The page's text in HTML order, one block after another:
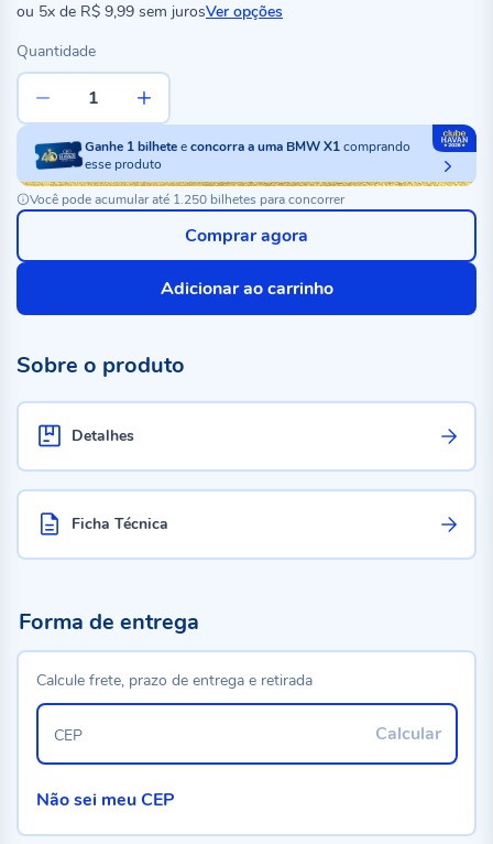
ou 5x de R$ 9,99 sem jurosVer opções
Quantidade
Ganhe 1bilheteeconcorra a uma BMW X1comprando
esse produto
Você pode acumular até 1.250 bilhetes para concorrer
Adicionar ao carrinho
Comprar agora
Sobre o produto
Detalhes
Ficha Técnica
Forma de entrega
Calcule frete, prazo de entrega e retirada
Calcular
CEP
Não sei meu CEP